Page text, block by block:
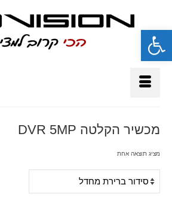
פתח סרגל נגישות
מכשיר הקלטה DVR 5MP
מציג תוצאה אחת